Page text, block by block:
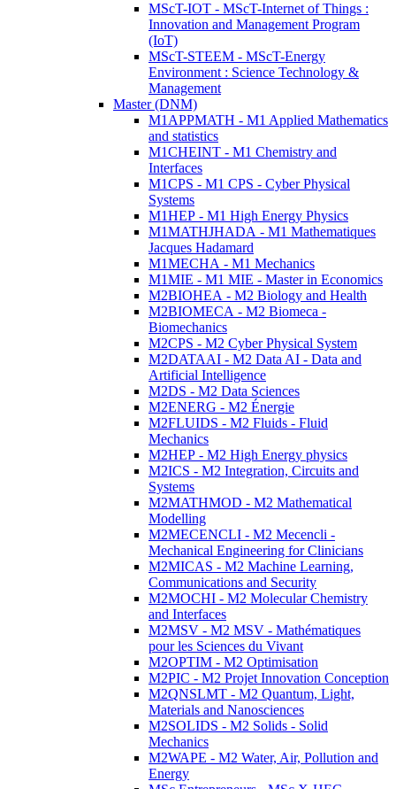
MScT-IOT - MScT-Internet of Things :
Innovation and Management Program
(IoT)
MScT-STEEM - MScT-Energy
Environment : Science Technology &
Management
Master (DNM)
M1APPMATH - M1 Applied Mathematics
and statistics
M1CHEINT - M1 Chemistry and
Interfaces
M1CPS - M1 CPS - Cyber Physical
Systems
M1HEP - M1 High Energy Physics
M1MATHJHADA - M1 Mathematiques
Jacques Hadamard
M1MECHA - M1 Mechanics
M1MIE - M1 MIE - Master in Economics
M2BIOHEA - M2 Biology and Health
M2BIOMECA - M2 Biomeca -
Biomechanics
M2CPS - M2 Cyber Physical System
M2DATAAI - M2 Data AI - Data and
Artificial Intelligence
M2DS - M2 Data Sciences
M2ENERG - M2 Énergie
M2FLUIDS - M2 Fluids - Fluid
Mechanics
M2HEP - M2 High Energy physics
M2ICS - M2 Integration, Circuits and
Systems
M2MATHMOD - M2 Mathematical
Modelling
M2MECENCLI - M2 Mecencli -
Mechanical Engineering for Clinicians
M2MICAS - M2 Machine Learning,
Communications and Security
M2MOCHI - M2 Molecular Chemistry
and Interfaces
M2MSV - M2 MSV - Mathématiques
pour les Sciences du Vivant
M2OPTIM - M2 Optimisation
M2PIC - M2 Projet Innovation Conception
M2QNSLMT - M2 Quantum, Light,
Materials and Nanosciences
M2SOLIDS - M2 Solids - Solid
Mechanics
M2WAPE - M2 Water, Air, Pollution and
Energy